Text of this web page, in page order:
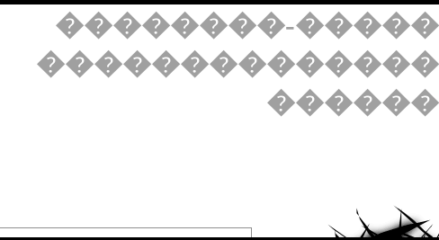
��������-�����
��������������
������